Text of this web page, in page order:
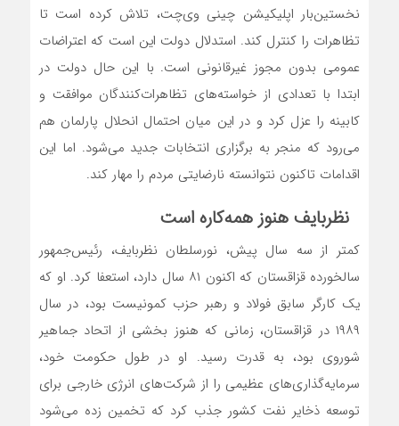
نخستین‌بار اپلیکیشن چینی وی‌چت، تلاش کرده است تا
تظاهرات را کنترل کند. استدلال دولت این است که اعتراضات
عمومی بدون مجوز غیرقانونی است. با این حال دولت در
ابتدا با تعدادی از خواسته‌های تظاهرات‌کنندگان موافقت و
کابینه را عزل کرد و در این میان احتمال انحلال پارلمان هم
می‌‌رود که منجر به برگزاری انتخابات جدید می‌شود. اما این
اقدامات تاکنون نتوانسته نارضایتی مردم را مهار کند.
نظربایف هنوز همه‌‌کاره است
کمتر از سه سال پیش، نورسلطان نظربایف، رئیس‌‌جمهور
سالخورده قزاقستان که اکنون ۸۱ سال دارد، استعفا کرد. او که
یک کارگر سابق فولاد و رهبر حزب کمونیست بود، در سال
۱۹۸۹ در قزاقستان، زمانی که هنوز بخشی از اتحاد جماهیر
شوروی بود، به قدرت رسید. او در طول حکومت خود،
سرمایه‌‌گذاری‌‌های عظیمی را از شرکت‌‌های انرژی خارجی برای
توسعه ذخایر نفت کشور جذب کرد که تخمین زده می‌شود